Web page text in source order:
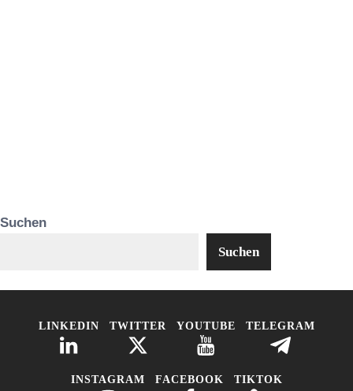
Suchen
Suchen
LINKEDIN TWITTER YOUTUBE TELEGRAM
INSTAGRAM FACEBOOK TIKTOK